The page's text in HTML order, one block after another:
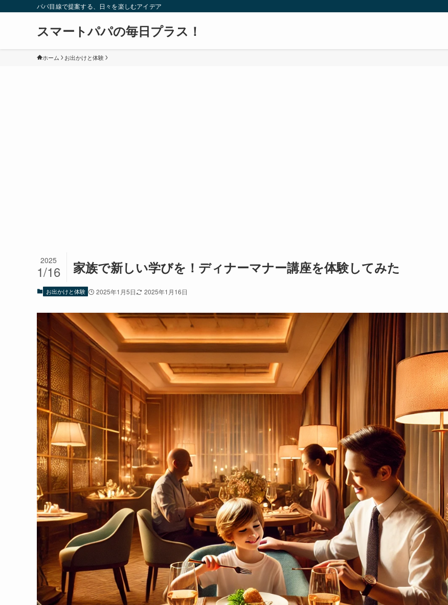
パパ目線で提案する、日々を楽しむアイデア
スマートパパの毎日プラス！
ホーム お出かけと体験
家族で新しい学びを！ディナーマナー講座を体験してみた
2025
1/16
お出かけと体験 2025年1月5日 2025年1月16日